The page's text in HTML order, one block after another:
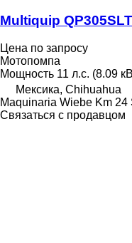
Multiquip QP305SLT
Цена по запросу
Мотопомпа
Мощность 11 л.с. (8.09
Мексика, Chihuahua
Maquinaria Wiebe Km 24
Связаться с продавцом